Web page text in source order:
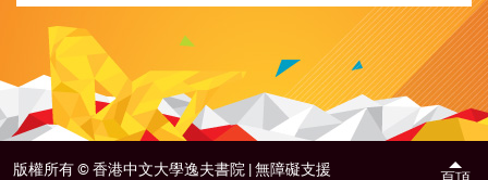
版權所有 ©香港中文大學逸夫書院 |無障礙支援